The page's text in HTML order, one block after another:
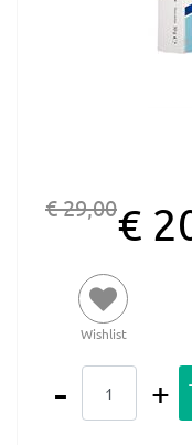
€ 29,00€
Wishlist